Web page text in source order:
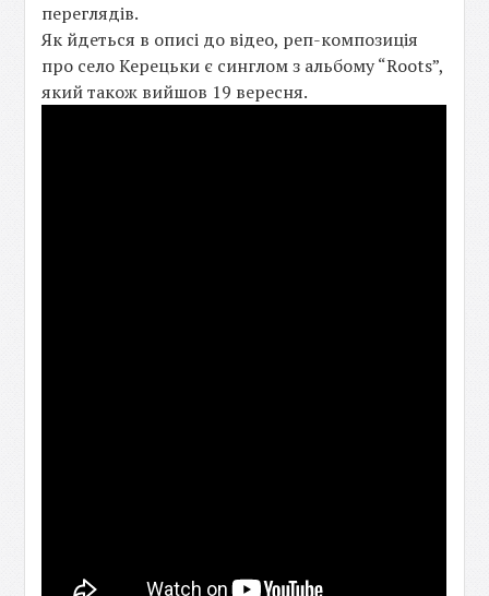
переглядів.
Як йдеться в описі до відео, реп-композиція
про село Керецьки є синглом з альбому “Roots”,
який також вийшов 19 вересня.